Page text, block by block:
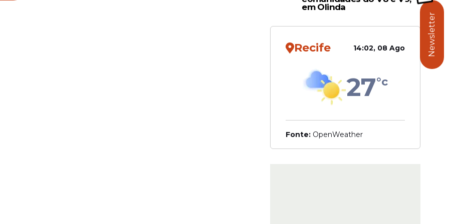
em Olinda
Recife 14:02, 08 Ago
27°c
Fonte: OpenWeather
Newsletter